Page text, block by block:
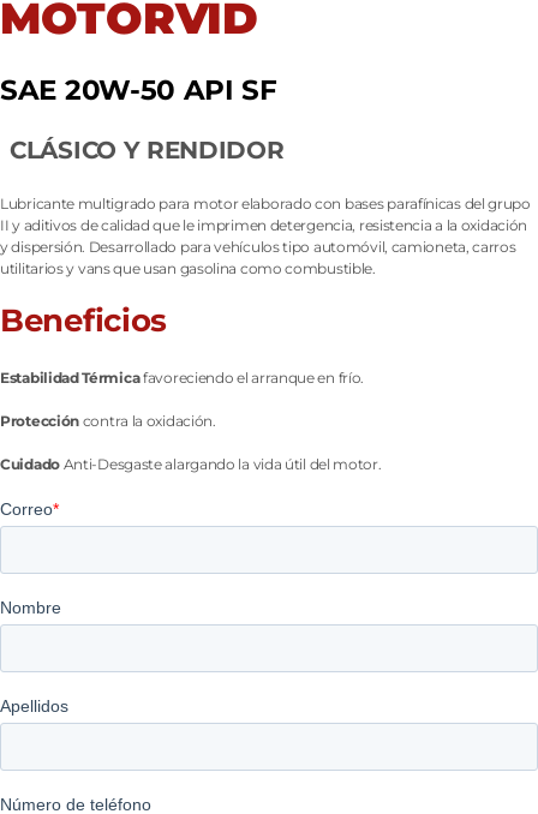
MOTORVID
SAE 20W-50 API SF
CLÁSICO Y RENDIDOR
Lubricante multigrado para motor elaborado con bases parafínicas del grupo
II y aditivos de calidad que le imprimen detergencia, resistencia a la oxidación
y dispersión. Desarrollado para vehículos tipo automóvil, camioneta, carros
utilitarios y vans que usan gasolina como combustible.
Beneficios
Estabilidad Térmicafavoreciendo el arranque en frío.
Protección contra la oxidación.
Cuidado Anti-Desgaste alargando la vida útil del motor.